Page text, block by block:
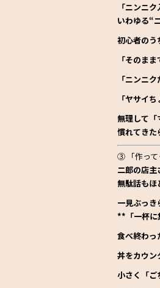
「ニンニ
いわゆる“
初心者のう
「そのま
「ニンニク
「ヤサイち
無理して「
慣れてきた
③ 「作って
二郎の店主
無駄話もほ
一見ぶっき
**「一杯に
食べ終わっ
丼をカウン
小さく「ご